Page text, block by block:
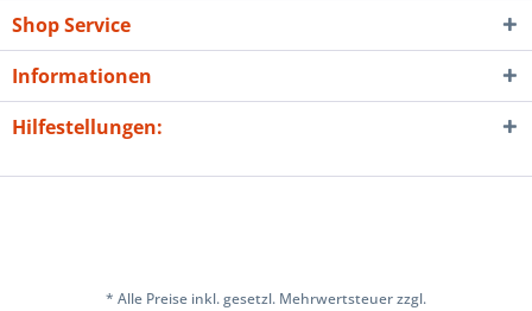
Shop Service
Informationen
Hilfestellungen:
* Alle Preise inkl. gesetzl. Mehrwertsteuer zzgl.